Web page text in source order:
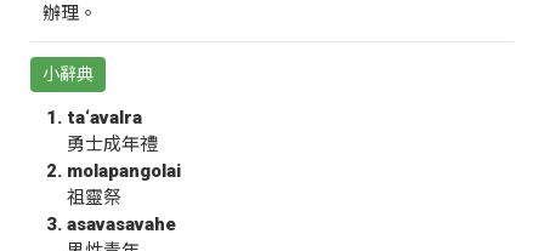
辦理。
小辭典
ta‘avalra
勇士成年禮
molapangolai
祖靈祭
asavasavahe